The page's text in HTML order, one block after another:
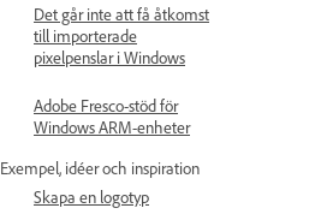
Det går inte att få åtkomst
till importerade
pixelpenslar i Windows
Adobe Fresco-stöd för
Windows ARM-enheter
Exempel, idéer och inspiration
Skapa en logotyp